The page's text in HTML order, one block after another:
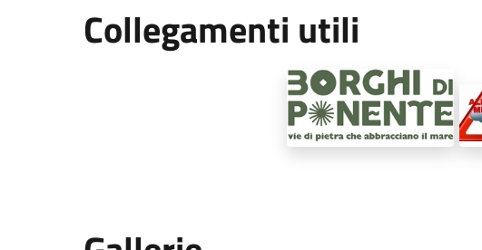
Collegamenti utili